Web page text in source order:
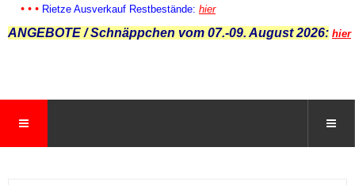
• • • Rietze Ausverkauf Restbestände: hier
ANGEBOTE / Schnäppchen vom 07.-09. August 2026: hier